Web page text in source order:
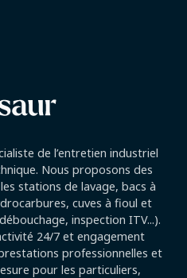
de l’entretien industriel
Nous proposons des
stations de lavage, bacs à
cuves à fioul et
inspection ITV...).
24/7 et engagement
professionnelles et
pour les particuliers,